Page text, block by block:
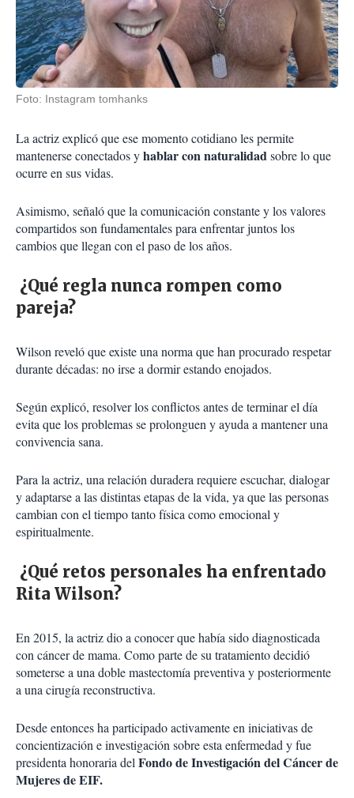
Foto: Instagram tomhanks
La actriz explicó que ese momento cotidiano les permite
mantenerse conectados yhablar con naturalidadsobre lo que
ocurre en sus vidas.
Asimismo, señaló que la comunicación constante y los valores
compartidos son fundamentales para enfrentar juntos los
cambios que llegan con el paso de los años.
¿Qué regla nunca rompen como
pareja?
Wilson reveló que existe una norma que han procurado respetar
durante décadas: no irse a dormir estando enojados.
Según explicó, resolver los conflictos antes de terminar el día
evita que los problemas se prolonguen y ayuda a mantener una
convivencia sana.
Para la actriz, una relación duradera requiere escuchar, dialogar
y adaptarse a las distintas etapas de la vida, ya que las personas
cambian con el tiempo tanto física como emocional y
espiritualmente.
¿Qué retos personales ha enfrentado
Rita Wilson?
En 2015, la actriz dio a conocer que había sido diagnosticada
con cáncer de mama. Como parte de su tratamiento decidió
someterse a una doble mastectomía preventiva y posteriormente
a una cirugía reconstructiva.
Desde entonces ha participado activamente en iniciativas de
concientización e investigación sobre esta enfermedad y fue
presidenta honoraria delFondo de Investigación del Cáncer de
Mujeres de EIF.